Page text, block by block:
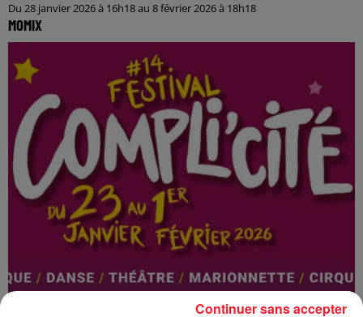
Du 28 janvier 2026 à 16h18 au 8 février 2026 à 18h18
MOMIX
Continuer sans accepter